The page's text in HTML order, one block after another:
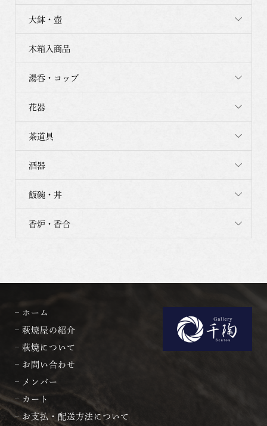
大鉢・壺
木箱入商品
湯呑・コップ
花器
茶道具
酒器
飯碗・丼
香炉・香合
ホーム
萩焼屋の紹介
萩焼について
お問い合わせ
メンバー
カート
お支払・配送方法について